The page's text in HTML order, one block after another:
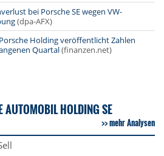
bei Porsche SE wegen VW-
(dpa-AFX)
Holding veröffentlicht Zahlen
Quartal(finanzen.net)
AUTOMOBIL HOLDING SE
mehr Analysen